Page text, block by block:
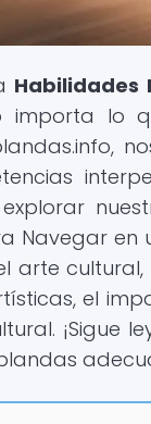
Habilidades
importa lo
Navegar en
arte
el
¡Sigue